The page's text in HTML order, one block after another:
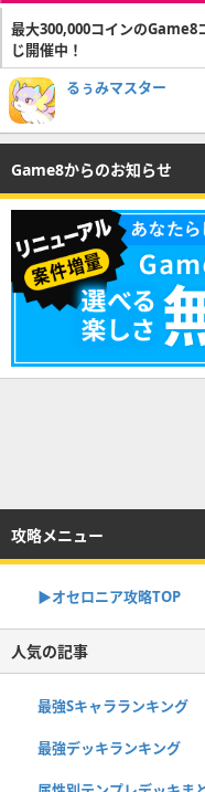
最大300,000コインのGame8
じ開催中！
るぅみマスター
Game8からのお知らせ
攻略メニュー
▶︎オセロニア攻略TOP
人気の記事
最強Sキャラランキング
最強デッキランキング